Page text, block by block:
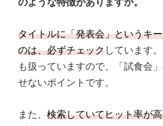
のような特徴がありますか。
タイトルに「発表会」というキ
のは、必ずチェックしています
も扱っていますので、「試食会
せないポイントです。
また、 検索していてヒット率が